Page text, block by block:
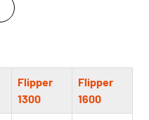
Flipper
1300
Flipper
1600